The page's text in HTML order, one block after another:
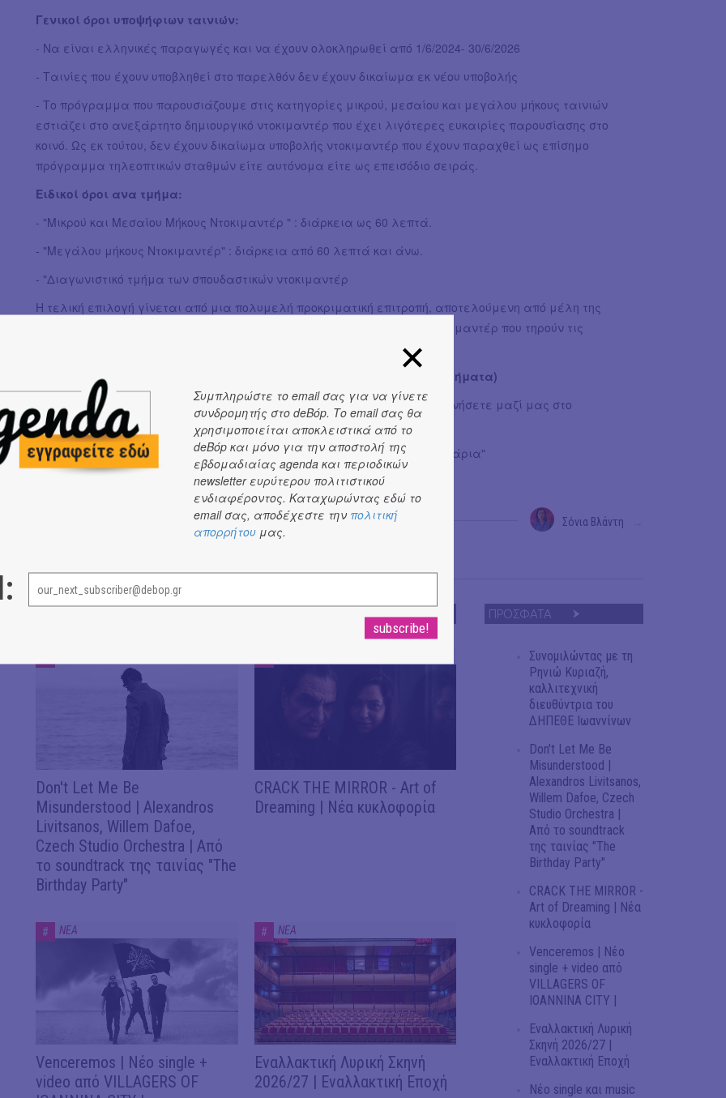
Γενικοί όροι υποψήφιων ταινιών:
- Να είναι ελληνικές παραγωγές και να έχουν ολοκληρωθεί από 1/6/2024- 30/6/2026
- Ταινίες που έχουν υποβληθεί στο παρελθόν δεν έχουν δικαίωμα εκ νέου υποβολής
- Το πρόγραμμα που παρουσιάζουμε στις κατηγορίες μικρού, μεσαίου και μεγάλου μήκους ταινιών
εστιάζει στο ανεξάρτητο δημιουργικό ντοκιμαντέρ που έχει λιγότερες ευκαιρίες παρουσίασης στο
κοινό. Ως εκ τούτου, δεν έχουν δικαίωμα υποβολής ντοκιμαντέρ που έχουν παραχθεί ως επίσημο
πρόγραμμα τηλεοπτικών σταθμών είτε αυτόνομα είτε ως επεισόδιο σειράς.
Ειδικοί όροι ανα τμήμα:
- "Μικρού και Μεσαίου Μήκους Ντοκιμαντέρ " : διάρκεια ως 60 λεπτά.
- "Μεγάλου μήκους Ντοκιμαντέρ" : διάρκεια από 60 λεπτά και άνω.
- "Διαγωνιστικό τμήμα των σπουδαστικών ντοκιμαντέρ
Η τελική επιλογή γίνεται από μια πολυμελή προκριματική επιτροπή, αποτελούμενη από μέλη της
Ένωσης Ελληνικού Ντοκιμαντέρ, με θέαση όλων των υποβληθέντων ντοκιμαντέρ που τηρούν τις
ΚΑΤΑΛΗΚΤΙΚΗ ΗΜΕΡΟΜΗΝΙΑ ΥΠΟΒΟΛΗΣ : 3 Ιουλίου 2026 (Για όλα τα τμήματα)
Για περαιτέρω διευκρινίσεις ή πληροφορίες παρακαλούμε να επικοινωνήσετε μαζί μας στο
manoixta@gmail.com
Ας δείξουμε και φέτος ότι "Η πραγματικότητα γράφει τα καλύτερα σενάρια"
Ένωση Ελληνικού Ντοκιμαντέρ
Σόνια Βλάντη
Don't Let Me Be
Misunderstood | Alexandros
Livitsanos, Willem Dafoe,
Czech Studio Orchestra | Από
το soundtrack της ταινίας "The
Birthday Party"
CRACK THE MIRROR - Art of
Dreaming | Νέα κυκλοφορία
# ΝΕΑ
Venceremos | Νέο single +
video από VILLAGERS OF
# ΝΕΑ
Εναλλακτική Λυρική Σκηνή
2026/27 | Εναλλακτική Εποχή
ΠΡΟΣΦΑΤΑ
Συνομιλώντας με τη
Ρηνιώ Κυριαζή,
καλλιτεχνική
διευθύντρια του
ΔΗΠΕΘΕ Ιωαννίνων
Don't Let Me Be
Misunderstood |
Alexandros Livitsanos,
Willem Dafoe, Czech
Studio Orchestra |
Από το soundtrack
της ταινίας "The
Birthday Party"
CRACK THE MIRROR -
Art of Dreaming | Νέα
κυκλοφορία
Venceremos | Νέο
single + video από
VILLAGERS OF
IOANNINA CITY |
Εναλλακτική Λυρική
Σκηνή 2026/27 |
Εναλλακτική Εποχή
Νέο single και music
Συμπληρώστε το email σας για να γίνετε
συνδρομητής στο deBόp. Το email σας θα
χρησιμοποιείται αποκλειστικά από το
deBόp και μόνο για την αποστολή της
εβδομαδιαίας agenda και περιοδικών
newsletter ευρύτερου πολιτιστικού
ενδιαφέροντος. Καταχωρώντας εδώ το
email σας, αποδέχεστε την πολιτική
απορρήτου μας.